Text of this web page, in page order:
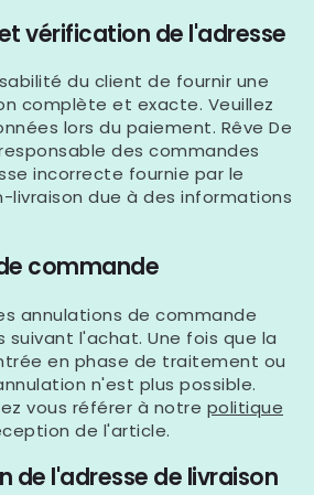
vérification de l'adresse
du client de fournir une
complète et exacte. Veuillez
lors du paiement. Rêve De
des commandes
incorrecte fournie par le
livraison due à des informations
commande
annulations de commande
suivant l'achat. Une fois que la
en phase de traitement ou
n'est plus possible.
vous référer à notre politique
de l'article.
de l'adresse de livraison